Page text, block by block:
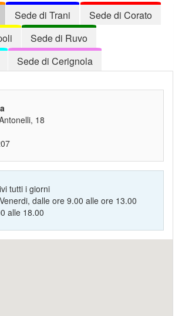
Sede di Trani
Sede di Corato
Sede di Ruvo
Sede di Cerignola
18
tutti i giorni
dalle ore 9.00 alle ore 13.00
alle 18.00